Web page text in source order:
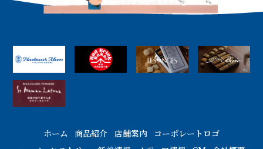
ホーム 商品紹介 店舗案内
コーポレートロゴ